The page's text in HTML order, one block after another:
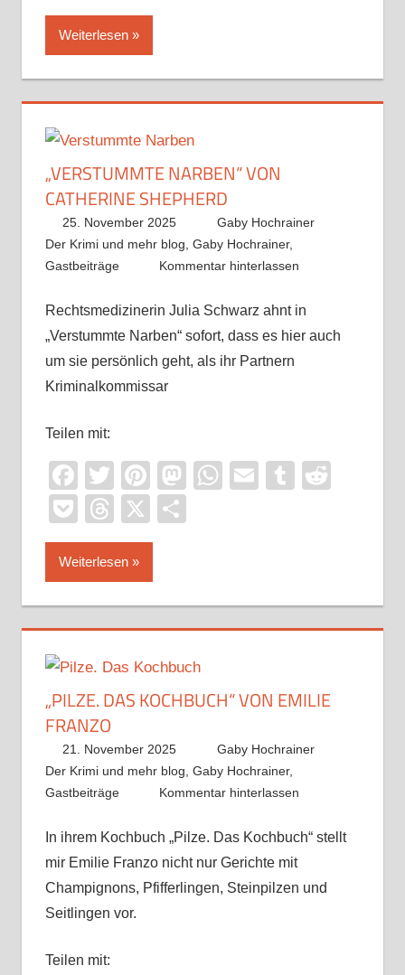
Weiterlesen
„VERSTUMMTE NARBEN“ VON
CATHERINE SHEPHERD
25. November 2025
Gaby Hochrainer
Der Krimi und mehr blog, Gaby Hochrainer,
Gastbeiträge
Kommentar hinterlassen
Rechtsmedizinerin Julia Schwarz ahnt in
„Verstummte Narben“ sofort, dass es hier auch
um sie persönlich geht, als ihr Partnern
Kriminalkommissar
Teilen mit:
Facebook
TwitterPinterest
Mastodon
WhatsApp
EmailTumblr
PocketThreads
X
Weiterlesen
„PILZE. DAS KOCHBUCH“ VON EMILIE
FRANZO
21. November 2025
Gaby Hochrainer
Der Krimi und mehr blog, Gaby Hochrainer,
Gastbeiträge
Kommentar hinterlassen
In ihrem Kochbuch „Pilze. Das Kochbuch“ stellt
mir Emilie Franzo nicht nur Gerichte mit
Champignons, Pfifferlingen, Steinpilzen und
Seitlingen vor.
Teilen mit: